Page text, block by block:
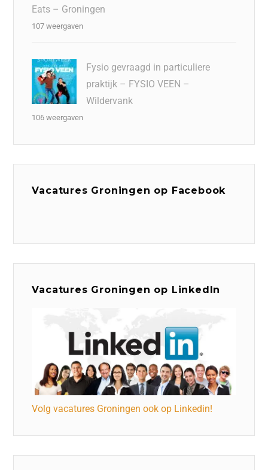
Eats – Groningen
107 weergaven
Fysio gevraagd in particuliere
praktijk – FYSIO VEEN –
Wildervank
106 weergaven
Vacatures Groningen op Facebook
Vacatures Groningen op LinkedIn
Volg vacatures Groningen ook op Linkedin!